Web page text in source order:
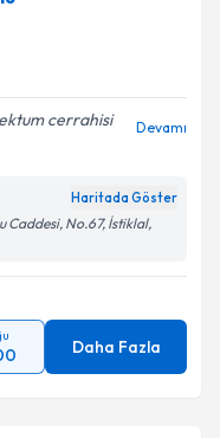
cerrahisi
Devamı
Haritada Göster
Caddesi, No.67, İstiklal,
Daha Fazla